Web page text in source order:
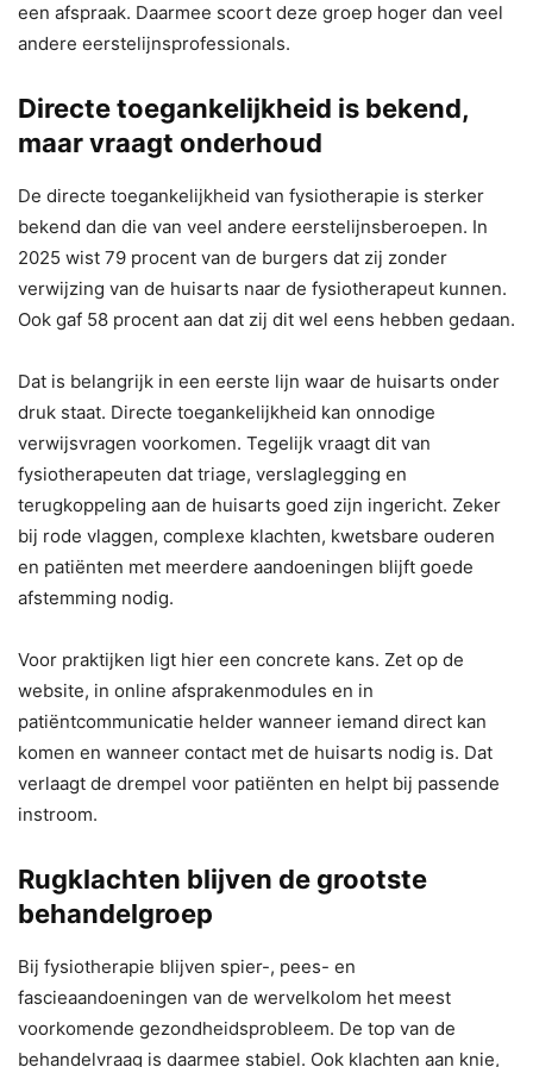
een afspraak. Daarmee scoort deze groep hoger dan veel
andere eerstelijnsprofessionals.
Directe toegankelijkheid is bekend,
maar vraagt onderhoud
De directe toegankelijkheid van fysiotherapie is sterker
bekend dan die van veel andere eerstelijnsberoepen. In
2025 wist 79 procent van de burgers dat zij zonder
verwijzing van de huisarts naar de fysiotherapeut kunnen.
Ook gaf 58 procent aan dat zij dit wel eens hebben gedaan.
Dat is belangrijk in een eerste lijn waar de huisarts onder
druk staat. Directe toegankelijkheid kan onnodige
verwijsvragen voorkomen. Tegelijk vraagt dit van
fysiotherapeuten dat triage, verslaglegging en
terugkoppeling aan de huisarts goed zijn ingericht. Zeker
bij rode vlaggen, complexe klachten, kwetsbare ouderen
en patiënten met meerdere aandoeningen blijft goede
afstemming nodig.
Voor praktijken ligt hier een concrete kans. Zet op de
website, in online afsprakenmodules en in
patiëntcommunicatie helder wanneer iemand direct kan
komen en wanneer contact met de huisarts nodig is. Dat
verlaagt de drempel voor patiënten en helpt bij passende
instroom.
Rugklachten blijven de grootste
behandelgroep
Bij fysiotherapie blijven spier-, pees- en
fascieaandoeningen van de wervelkolom het meest
voorkomende gezondheidsprobleem. De top van de
behandelvraag is daarmee stabiel. Ook klachten aan knie,